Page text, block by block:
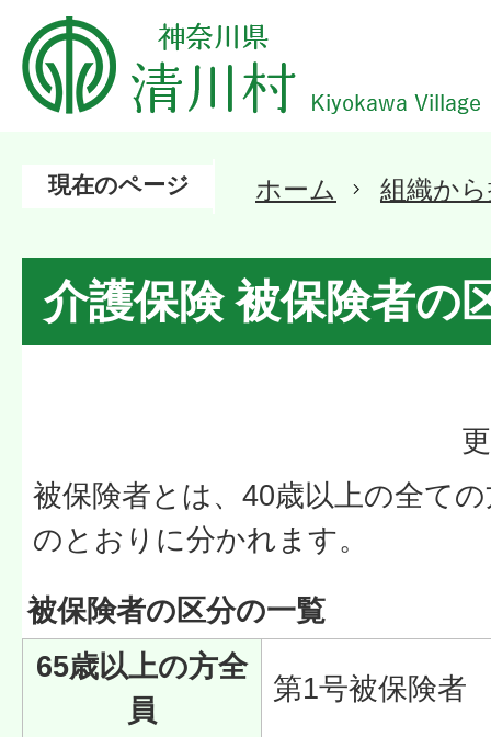
現在のページ ホーム 組織か
介護保険 被保険者の
被保険者とは、40歳以上の全て
のとおりに分かれます。
被保険者の区分の一覧
65歳以上の方全
員
第1号被保険者